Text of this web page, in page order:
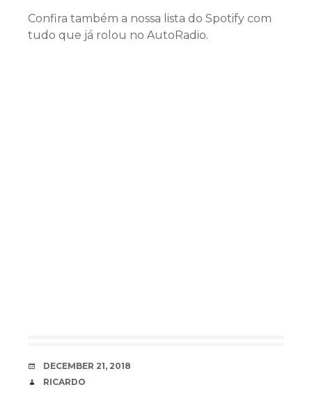
Confira também a nossa lista do Spotify com
tudo que já rolou no AutoRadio.
DATE
DECEMBER 21, 2018
AUTHOR
RICARDO